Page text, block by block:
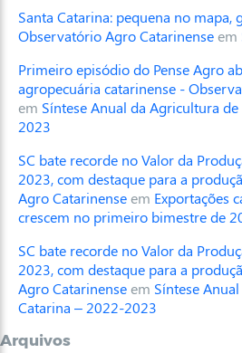
Santa Catarina: pequena no mapa,
Observatório Agro Catarinenseem
Primeiro episódio do Pense Agro
agropecuária catarinense -
em Síntese Anual da Agricultura
2023
SC bate recorde no Valor da
2023, com destaque para a
Agro Catarinenseem Exportações
crescem no primeiro bimestre de
SC bate recorde no Valor da
2023, com destaque para a
Agro Catarinenseem Síntese
Catarina – 2022-2023
Arquivos